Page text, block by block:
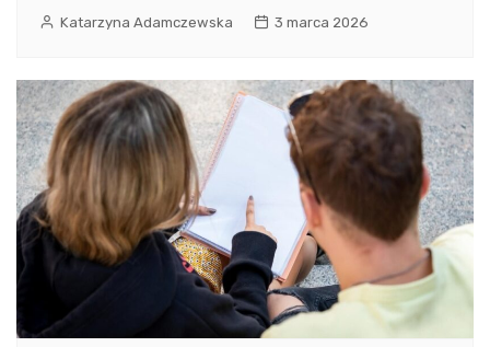
Katarzyna Adamczewska 3 marca 2026